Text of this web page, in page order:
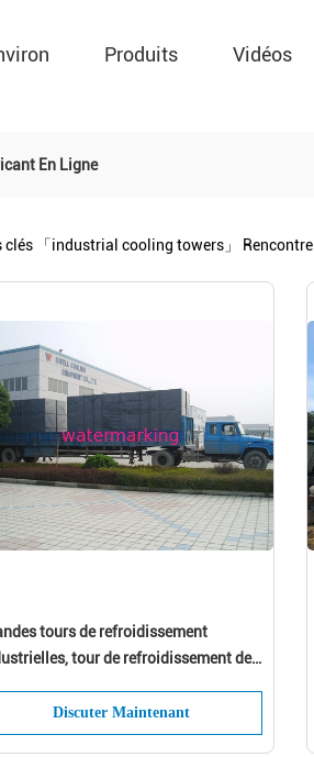
Produits Vidéos
En Ligne
clés 「industrial cooling towers」 Rencontre
tours de refroidissement
tour de refroidissement de
Discuter Maintenant